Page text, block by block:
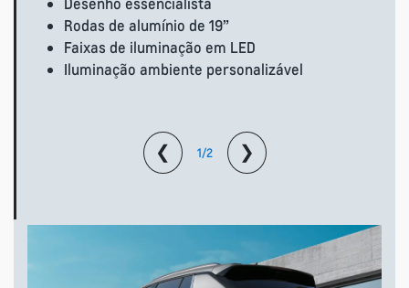
Rodas de alumínio de 19”
Faixas de iluminação em LED
Iluminação ambiente personalizável
❮ 1/2 ❯